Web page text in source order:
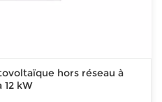
hors réseau à
12 kW